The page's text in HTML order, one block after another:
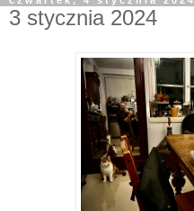
3 stycznia 2024